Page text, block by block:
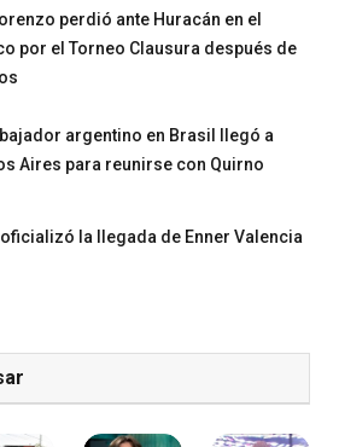
perdió ante Huracán en el
por el Torneo Clausura después de
argentino en Brasil llegó a
Aires para reunirse con Quirno
la llegada de Enner Valencia